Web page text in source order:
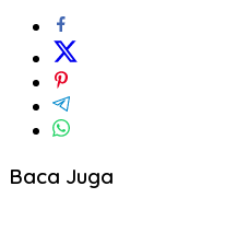
Baca Juga